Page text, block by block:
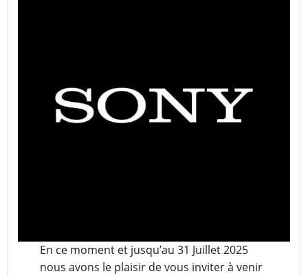
En ce moment et jusqu’au 31 Juillet 2025
nous avons le plaisir de vous inviter à venir